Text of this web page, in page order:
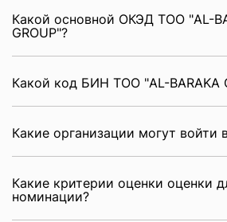
Какой основной ОКЭД ТОО "AL-
GROUP"?
Какой код БИН ТОО "AL-BARAKA
Какие организации могут войти
Какие критерии оценки оценки
номинации?